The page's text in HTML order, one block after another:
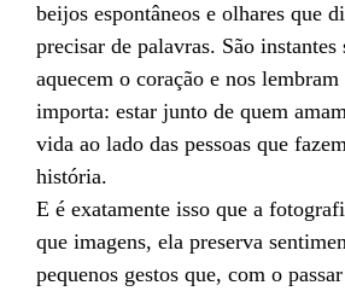
beijos espontâneos e olhares que
precisar de palavras. São
aquecem o coração e nos
importa: estar junto de quem
vida ao lado das pessoas que
história.
E é exatamente isso que a
que imagens, ela preserva
pequenos gestos que, com o